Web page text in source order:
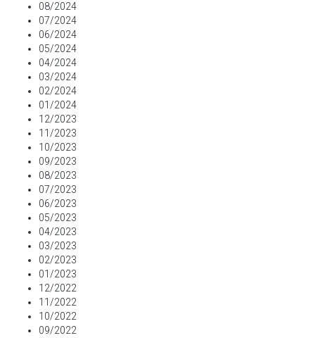
08/2024
07/2024
06/2024
05/2024
04/2024
03/2024
02/2024
01/2024
12/2023
11/2023
10/2023
09/2023
08/2023
07/2023
06/2023
05/2023
04/2023
03/2023
02/2023
01/2023
12/2022
11/2022
10/2022
09/2022